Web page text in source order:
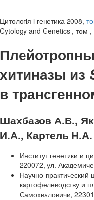
Цитологія і генетика 2008,
Cytology and Genetics , том
хитиназы из
в
Шахбазов А.В.,
И.А., Картель Н.А.
Институт генетики и
220072, ул.
Научно-
картофелеводству и
Самохваловичи,